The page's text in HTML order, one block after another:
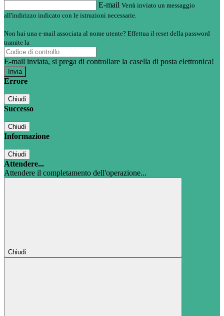
E-mail Verrà inviato un messaggio
all'indirizzo indicato con le istruzioni necessarie.
Non hai una e-mail associata al nome utente? Effettua il reset della password
tramite la
E-mail inviata, si prega di controllare la casella di posta elettronica!
Errore
Chiudi
Successo
Chiudi
Informazione
Chiudi
Attendere...
Attendere il completamento dell'operazione...
Chiudi